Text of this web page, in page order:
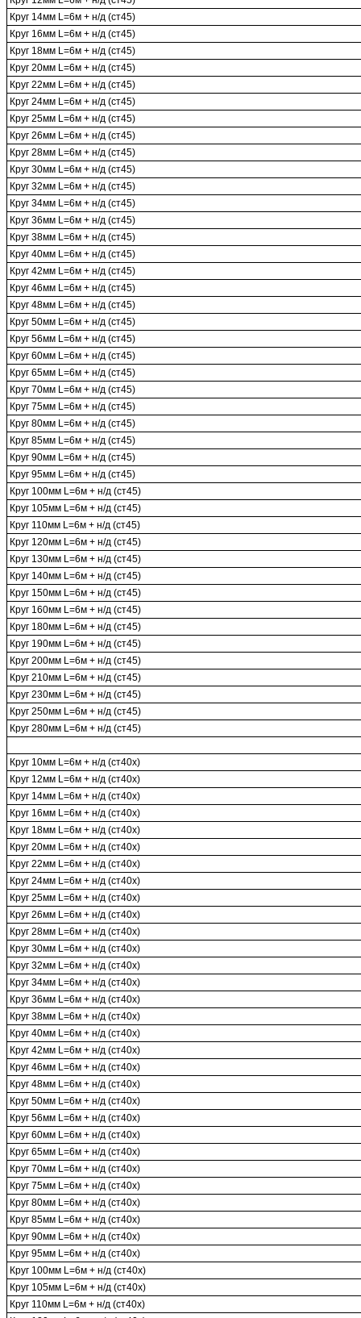
Круг 14мм L=6м + н/д (ст45)
Круг 16мм L=6м + н/д (ст45)
Круг 18мм L=6м + н/д (ст45)
Круг 20мм L=6м + н/д (ст45)
Круг 22мм L=6м + н/д (ст45)
Круг 24мм L=6м + н/д (ст45)
Круг 25мм L=6м + н/д (ст45)
Круг 26мм L=6м + н/д (ст45)
Круг 28мм L=6м + н/д (ст45)
Круг 30мм L=6м + н/д (ст45)
Круг 32мм L=6м + н/д (ст45)
Круг 34мм L=6м + н/д (ст45)
Круг 36мм L=6м + н/д (ст45)
Круг 38мм L=6м + н/д (ст45)
Круг 40мм L=6м + н/д (ст45)
Круг 42мм L=6м + н/д (ст45)
Круг 46мм L=6м + н/д (ст45)
Круг 48мм L=6м + н/д (ст45)
Круг 50мм L=6м + н/д (ст45)
Круг 56мм L=6м + н/д (ст45)
Круг 60мм L=6м + н/д (ст45)
Круг 65мм L=6м + н/д (ст45)
Круг 70мм L=6м + н/д (ст45)
Круг 75мм L=6м + н/д (ст45)
Круг 80мм L=6м + н/д (ст45)
Круг 85мм L=6м + н/д (ст45)
Круг 90мм L=6м + н/д (ст45)
Круг 95мм L=6м + н/д (ст45)
Круг 100мм L=6м + н/д (ст45)
Круг 105мм L=6м + н/д (ст45)
Круг 110мм L=6м + н/д (ст45)
Круг 120мм L=6м + н/д (ст45)
Круг 130мм L=6м + н/д (ст45)
Круг 140мм L=6м + н/д (ст45)
Круг 150мм L=6м + н/д (ст45)
Круг 160мм L=6м + н/д (ст45)
Круг 180мм L=6м + н/д (ст45)
Круг 190мм L=6м + н/д (ст45)
Круг 200мм L=6м + н/д (ст45)
Круг 210мм L=6м + н/д (ст45)
Круг 230мм L=6м + н/д (ст45)
Круг 250мм L=6м + н/д (ст45)
Круг 280мм L=6м + н/д (ст45)
Круг 10мм L=6м + н/д (ст40х)
Круг 12мм L=6м + н/д (ст40х)
Круг 14мм L=6м + н/д (ст40х)
Круг 16мм L=6м + н/д (ст40х)
Круг 18мм L=6м + н/д (ст40х)
Круг 20мм L=6м + н/д (ст40х)
Круг 22мм L=6м + н/д (ст40х)
Круг 24мм L=6м + н/д (ст40х)
Круг 25мм L=6м + н/д (ст40х)
Круг 26мм L=6м + н/д (ст40х)
Круг 28мм L=6м + н/д (ст40х)
Круг 30мм L=6м + н/д (ст40х)
Круг 32мм L=6м + н/д (ст40х)
Круг 34мм L=6м + н/д (ст40х)
Круг 36мм L=6м + н/д (ст40х)
Круг 38мм L=6м + н/д (ст40х)
Круг 40мм L=6м + н/д (ст40х)
Круг 42мм L=6м + н/д (ст40х)
Круг 46мм L=6м + н/д (ст40х)
Круг 48мм L=6м + н/д (ст40х)
Круг 50мм L=6м + н/д (ст40х)
Круг 56мм L=6м + н/д (ст40х)
Круг 60мм L=6м + н/д (ст40х)
Круг 65мм L=6м + н/д (ст40х)
Круг 70мм L=6м + н/д (ст40х)
Круг 75мм L=6м + н/д (ст40х)
Круг 80мм L=6м + н/д (ст40х)
Круг 85мм L=6м + н/д (ст40х)
Круг 90мм L=6м + н/д (ст40х)
Круг 95мм L=6м + н/д (ст40х)
Круг 100мм L=6м + н/д (ст40х)
Круг 105мм L=6м + н/д (ст40х)
Круг 110мм L=6м + н/д (ст40х)